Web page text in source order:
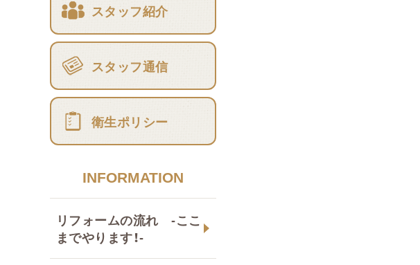
スタッフ紹介
スタッフ通信
衛生ポリシー
INFORMATION
リフォームの流れ -ここ
までやります！-